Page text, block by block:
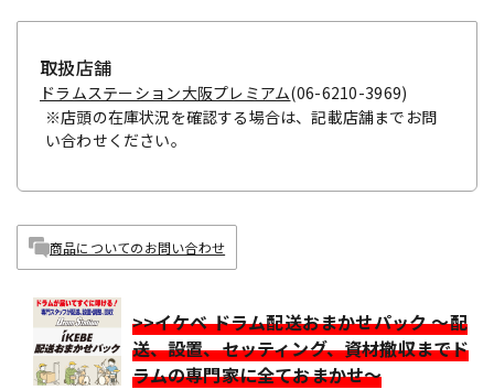
取扱店舗
ドラムステーション大阪プレミアム(06-6210-3969)
※店頭の在庫状況を確認する場合は、記載店舗までお問
い合わせください。
商品についてのお問い合わせ
>>イケベ ドラム配送おまかせパック ～配
送、設置、セッティング、資材撤収までド
ラムの専門家に全ておまかせ～